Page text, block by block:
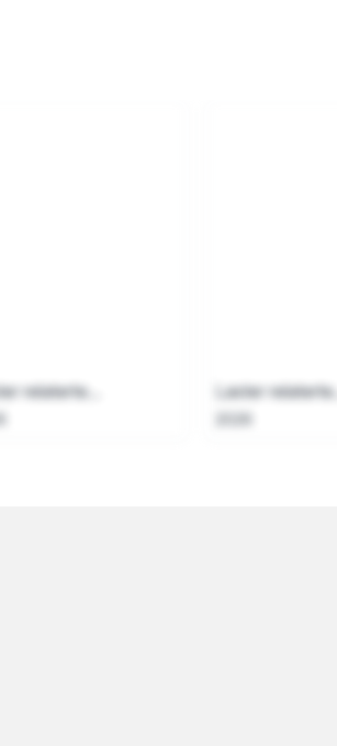
relaterte... Laster relaterte...